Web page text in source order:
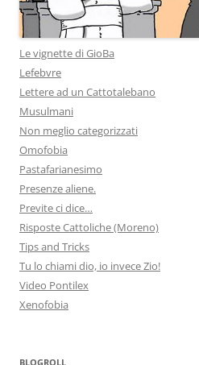
Le vignette di GioBa
Lefebvre
Lettere ad un Cattotalebano
Musulmani
Non meglio categorizzati
Omofobia
Pastafarianesimo
Presenze aliene.
Previte ci dice…
Risposte Cattoliche (Moreno)
Tips and Tricks
Tu lo chiami dio, io invece Zio!
Video Pontilex
Xenofobia
BLOGROLL